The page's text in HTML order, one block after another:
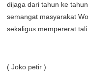
dijaga dari tahun ke
semangat masyarakat
sekaligus mempererat
( Joko petir )